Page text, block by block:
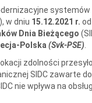
systemów
w dniu 15.12.2021 r.
Dnia Bieżącego
Polska (Svk-PSE)
zdolności
SIDC zawarte
nie wpływa na